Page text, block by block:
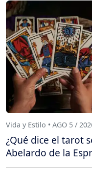
Vida y Estilo • AGO 5 /
¿Qué dice el tarot
Abelardo de la